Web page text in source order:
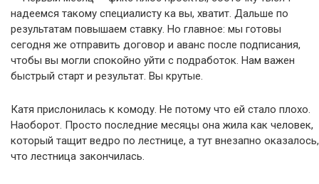
надеемся такому специалисту ка вы, хватит. Дальше по
результатам повышаем ставку. Но главное: мы готовы
сегодня же отправить договор и аванс после подписания,
чтобы вы могли спокойно уйти с подработок. Нам важен
быстрый старт и результат. Вы крутые.
Катя прислонилась к комоду. Не потому что ей стало плохо.
Наоборот. Просто последние месяцы она жила как человек,
который тащит ведро по лестнице, а тут внезапно оказалось,
что лестница закончилась.